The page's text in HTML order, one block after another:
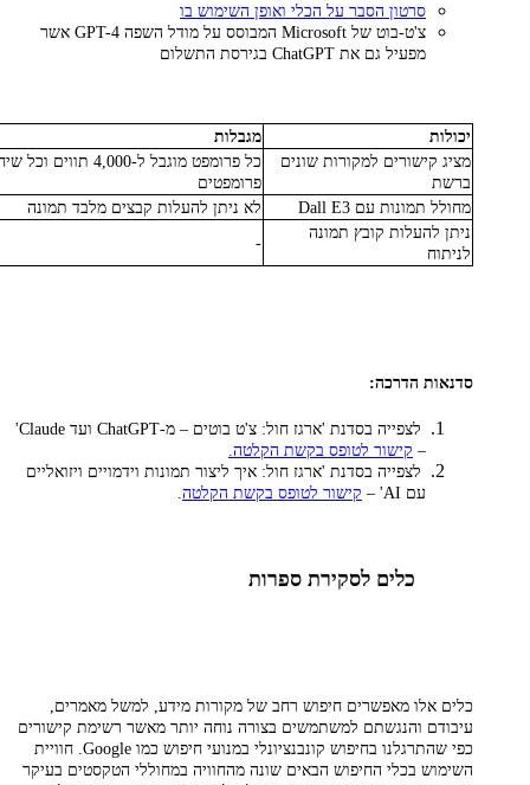
סרטון הסבר על הכלי ואופן השימוש בו
צ'ט-בוט של Microsoft המבוסס על מודל השפה GPT-4 אשר
מפעיל גם את ChatGPT בגירסת התשלום
יכולות
מגבלות
מציג קישורים למקורות שונים
ברשת
פרומפטים
מחולל תמונות עם Dall E3
לא ניתן להעלות קבצים מלבד תמונה
ניתן להעלות קובץ תמונה
לניתוח
-
סדנאות הדרכה:
לצפייה בסדנת 'ארגז חול: צ'ט בוטים – מ-ChatGPT ועד Claude'
– קישור לטופס בקשת הקלטה.
לצפייה בסדנת 'ארגז חול: איך ליצור תמונות וידמויים ויזואליים
עם AI' –
קישור לטופס בקשת הקלטה.
כלים לסקירת ספרות
כלים אלו מאפשרים חיפוש רחב של מקורות מידע, למשל מאמרים,
עיבודם והנגשתם למשתמשים בצורה נוחה יותר מאשר רשימת קישורים
כפי שהתרגלנו בחיפוש קונבנציונלי במנועי חיפוש כמו Google. חוויית
השימוש בכלי החיפוש הבאים שונה מהחוויה במחוללי הטקסטים בעיקר